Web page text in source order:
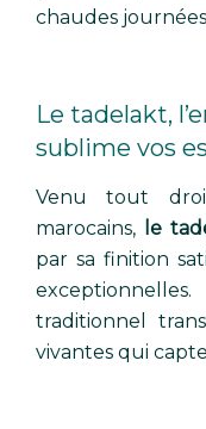
chaudes journées
Le tadelakt,
sublime vos
Venu tout
marocains, le
par sa finition
traditionnel
vivantes qui